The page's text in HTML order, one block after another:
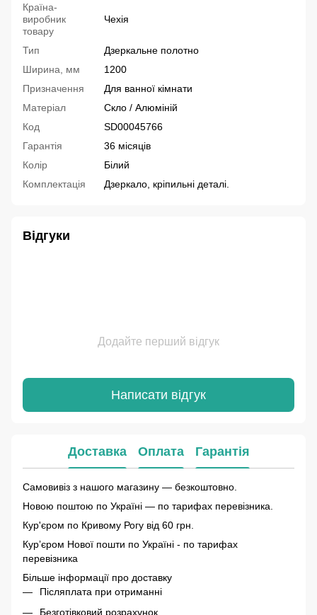
Країна-
виробник
товару
Чехія
Тип
Дзеркальне полотно
Ширина, мм
1200
Призначення
Для ванної кімнати
Матеріал
Скло / Алюміній
Код
SD00045766
Гарантія
36 місяців
Колір
Білий
Комплектація
Дзеркало, кріпильні деталі.
Відгуки
Додайте перший відгук
Написати відгук
Доставка Оплата Гарантія
Самовивіз з нашого магазину — безкоштовно.
Новою поштою по Україні — по тарифах перевізника.
Кур'єром по Кривому Рогу від 60 грн.
Курʼєром Нової пошти по Україні - по тарифах
перевізника
Більше інформації про доставку
Післяплата при отриманні
Безготівковий розрахунок